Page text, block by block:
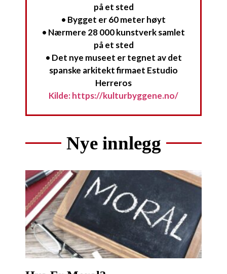
på et sted
• Bygget er 60 meter høyt
• Nærmere 28 000 kunstverk samlet
på et sted
• Det nye museet er tegnet av det
spanske arkitekt firmaet Estudio
Herreros
Kilde: https://kulturbyggene.no/
Nye innlegg